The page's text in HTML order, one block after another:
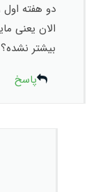
دو هفته
الان یعنی
بیشتر نشده؟
پاسخ